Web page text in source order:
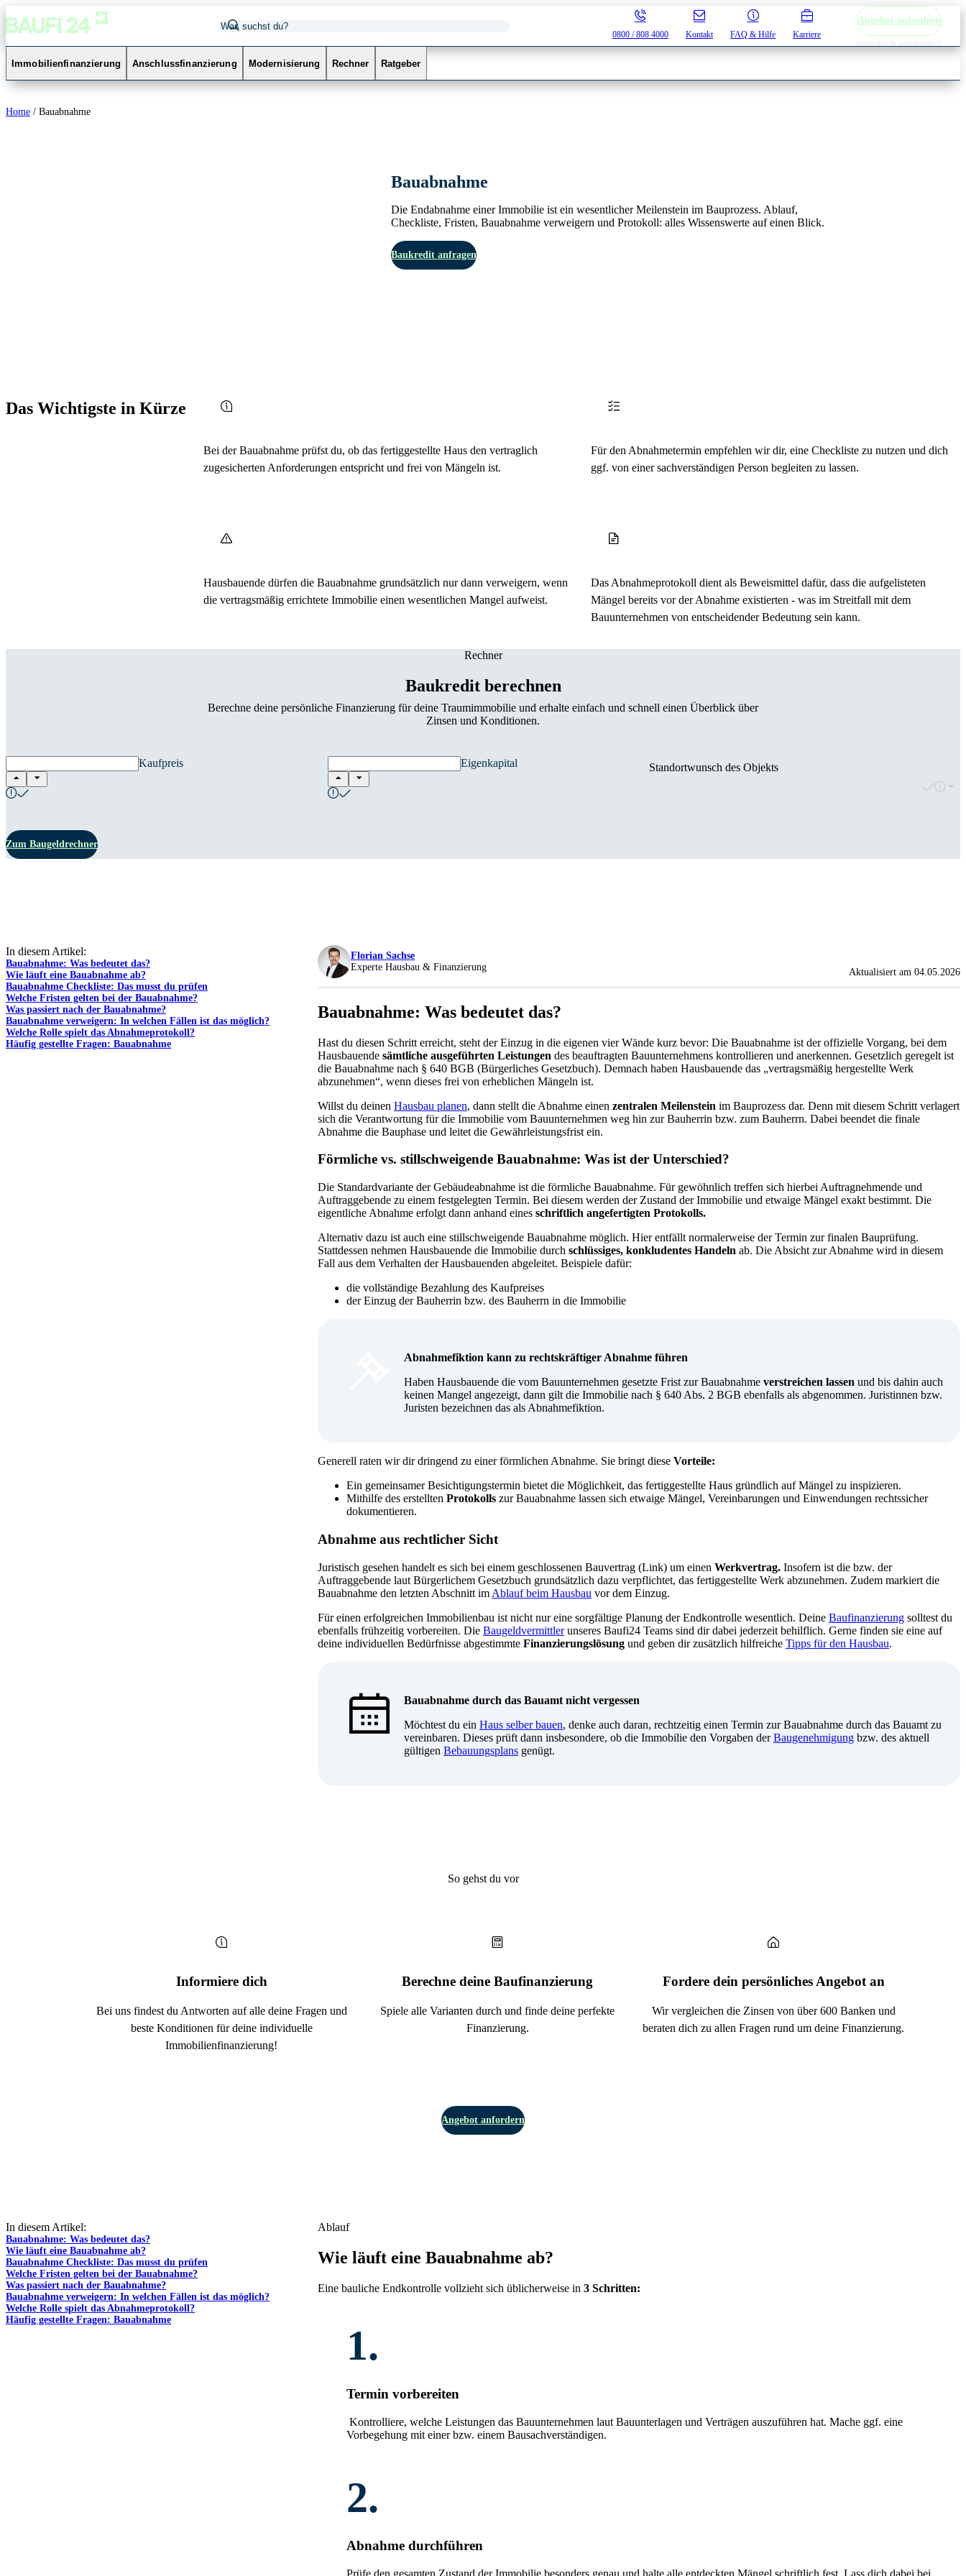
0800 / 808 4000 Kontakt FAQ & Hilfe Karriere
Angebot anfordern
Kostenlos & unverbindlich
Immobilienfinanzierung Anschlussfinanzierung Modernisierung Rechner Ratgeber
Home / Bauabnahme
Bauabnahme
Die Endabnahme einer Immobilie ist ein wesentlicher Meilenstein im Bauprozess. Ablauf,
Checkliste, Fristen, Bauabnahme verweigern und Protokoll: alles Wissenswerte auf einen Blick.
Baukredit anfragen
Das Wichtigste in Kürze
Bei der Bauabnahme prüfst du, ob das fertiggestellte Haus den vertraglich
zugesicherten Anforderungen entspricht und frei von Mängeln ist.
Für den Abnahmetermin empfehlen wir dir, eine Checkliste zu nutzen und dich
ggf. von einer sachverständigen Person begleiten zu lassen.
Hausbauende dürfen die Bauabnahme grundsätzlich nur dann verweigern, wenn
die vertragsmäßig errichtete Immobilie einen wesentlichen Mangel aufweist.
Das Abnahmeprotokoll dient als Beweismittel dafür, dass die aufgelisteten
Mängel bereits vor der Abnahme existierten - was im Streitfall mit dem
Bauunternehmen von entscheidender Bedeutung sein kann.
Rechner
Baukredit berechnen
Berechne deine persönliche Finanzierung für deine Traumimmobilie und erhalte einfach und schnell einen Überblick über
Zinsen und Konditionen.
Kaufpreis Eigenkapital Standortwunsch des Objekts
Zum Baugeldrechner
In diesem Artikel:
Bauabnahme: Was bedeutet das?
Wie läuft eine Bauabnahme ab?
Bauabnahme Checkliste: Das musst du prüfen
Welche Fristen gelten bei der Bauabnahme?
Was passiert nach der Bauabnahme?
Bauabnahme verweigern: In welchen Fällen ist das möglich?
Welche Rolle spielt das Abnahmeprotokoll?
Häufig gestellte Fragen: Bauabnahme
Florian Sachse
Experte Hausbau & Finanzierung
Aktualisiert am 04.05.2026
Bauabnahme: Was bedeutet das?
Hast du diesen Schritt erreicht, steht der Einzug in die eigenen vier Wände kurz bevor: Die Bauabnahme ist der offizielle Vorgang, bei dem
Hausbauende sämtliche ausgeführten Leistungen des beauftragten Bauunternehmens kontrollieren und anerkennen. Gesetzlich geregelt ist
die Bauabnahme nach § 640 BGB (Bürgerliches Gesetzbuch). Demnach haben Hausbauende das „vertragsmäßig hergestellte Werk
abzunehmen“, wenn dieses frei von erheblichen Mängeln ist.
Willst du deinen Hausbau planen, dann stellt die Abnahme einen zentralen Meilenstein im Bauprozess dar. Denn mit diesem Schritt verlagert
sich die Verantwortung für die Immobilie vom Bauunternehmen weg hin zur Bauherrin bzw. zum Bauherrn. Dabei beendet die finale
Abnahme die Bauphase und leitet die Gewährleistungsfrist ein.
Förmliche vs. stillschweigende Bauabnahme: Was ist der Unterschied?
Die Standardvariante der Gebäudeabnahme ist die förmliche Bauabnahme. Für gewöhnlich treffen sich hierbei Auftragnehmende und
Auftraggebende zu einem festgelegten Termin. Bei diesem werden der Zustand der Immobilie und etwaige Mängel exakt bestimmt. Die
eigentliche Abnahme erfolgt dann anhand eines schriftlich angefertigten Protokolls.
Alternativ dazu ist auch eine stillschweigende Bauabnahme möglich. Hier entfällt normalerweise der Termin zur finalen Bauprüfung.
Stattdessen nehmen Hausbauende die Immobilie durch schlüssiges, konkludentes Handeln ab. Die Absicht zur Abnahme wird in diesem
Fall aus dem Verhalten der Hausbauenden abgeleitet. Beispiele dafür:
die vollständige Bezahlung des Kaufpreises
der Einzug der Bauherrin bzw. des Bauherrn in die Immobilie
Abnahmefiktion kann zu rechtskräftiger Abnahme führen
Haben Hausbauende die vom Bauunternehmen gesetzte Frist zur Bauabnahme verstreichen lassen und bis dahin auch
keinen Mangel angezeigt, dann gilt die Immobilie nach § 640 Abs. 2 BGB ebenfalls als abgenommen. Juristinnen bzw.
Juristen bezeichnen das als Abnahmefiktion.
Generell raten wir dir dringend zu einer förmlichen Abnahme. Sie bringt diese Vorteile:
Ein gemeinsamer Besichtigungstermin bietet die Möglichkeit, das fertiggestellte Haus gründlich auf Mängel zu inspizieren.
Mithilfe des erstellten Protokolls zur Bauabnahme lassen sich etwaige Mängel, Vereinbarungen und Einwendungen rechtssicher
dokumentieren.
Abnahme aus rechtlicher Sicht
Juristisch gesehen handelt es sich bei einem geschlossenen Bauvertrag (Link) um einen Werkvertrag. Insofern ist die bzw. der
Auftraggebende laut Bürgerlichem Gesetzbuch grundsätzlich dazu verpflichtet, das fertiggestellte Werk abzunehmen. Zudem markiert die
Bauabnahme den letzten Abschnitt im Ablauf beim Hausbau vor dem Einzug.
Für einen erfolgreichen Immobilienbau ist nicht nur eine sorgfältige Planung der Endkontrolle wesentlich. Deine Baufinanzierung solltest du
ebenfalls frühzeitig vorbereiten. Die Baugeldvermittlerunseres Baufi24 Teams sind dir dabei jederzeit behilflich. Gerne finden sie eine auf
deine individuellen Bedürfnisse abgestimmte Finanzierungslösung und geben dir zusätzlich hilfreiche Tipps für den Hausbau.
Bauabnahme durch das Bauamt nicht vergessen
Möchtest du ein Haus selber bauen, denke auch daran, rechtzeitig einen Termin zur Bauabnahme durch das Bauamt zu
vereinbaren. Dieses prüft dann insbesondere, ob die Immobilie den Vorgaben derBaugenehmigung bzw. des aktuell
gültigen Bebauungsplans genügt.
So gehst du vor
Informiere dich
Bei uns findest du Antworten auf alle deine Fragen und
beste Konditionen für deine individuelle
Immobilienfinanzierung!
Berechne deine Baufinanzierung
Spiele alle Varianten durch und finde deine perfekte
Finanzierung.
Fordere dein persönliches Angebot an
Wir vergleichen die Zinsen von über 600 Banken und
beraten dich zu allen Fragen rund um deine Finanzierung.
Angebot anfordern
In diesem Artikel:
Bauabnahme: Was bedeutet das?
Wie läuft eine Bauabnahme ab?
Bauabnahme Checkliste: Das musst du prüfen
Welche Fristen gelten bei der Bauabnahme?
Was passiert nach der Bauabnahme?
Bauabnahme verweigern: In welchen Fällen ist das möglich?
Welche Rolle spielt das Abnahmeprotokoll?
Häufig gestellte Fragen: Bauabnahme
Ablauf
Wie läuft eine Bauabnahme ab?
Eine bauliche Endkontrolle vollzieht sich üblicherweise in 3 Schritten:
1.
Termin vorbereiten
Kontrolliere, welche Leistungen das Bauunternehmen laut Bauunterlagen und Verträgen auszuführen hat. Mache ggf. eine
Vorbegehung mit einer bzw. einem Bausachverständigen.
2.
Abnahme durchführen